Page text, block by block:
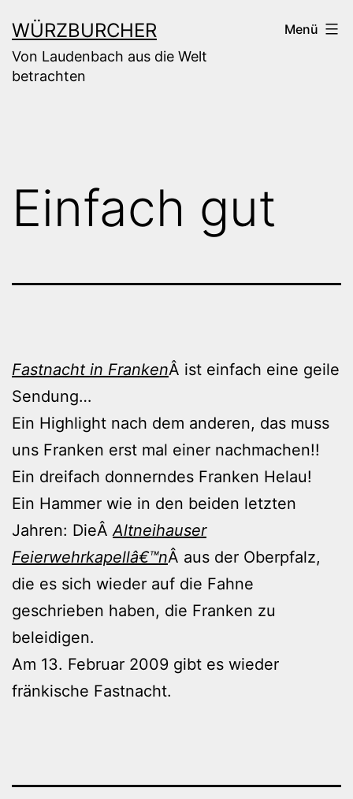
Inhalt
springen
WÜRZBURCHER
Von Laudenbach aus die Welt
betrachten
Menü
Einfach gut
Fastnacht in FrankenÂ ist einfach eine geile
Sendung…
Ein Highlight nach dem anderen, das muss
uns Franken erst mal einer nachmachen!!
Ein dreifach donnerndes Franken Helau!
Ein Hammer wie in den beiden letzten
Jahren: DieÂ Altneihauser
Feierwehrkapellâ€™nÂ aus der Oberpfalz,
die es sich wieder auf die Fahne
geschrieben haben, die Franken zu
beleidigen.
Am 13. Februar 2009 gibt es wieder
fränkische Fastnacht.